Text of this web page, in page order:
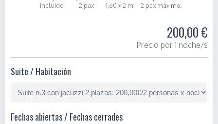
incluido
2 pax
1,60 x 2 m
2 pax máximo.
200,00 €
Precio por 1 noche/s
Suite / Habitación
Fechas abiertas / Fechas cerrades